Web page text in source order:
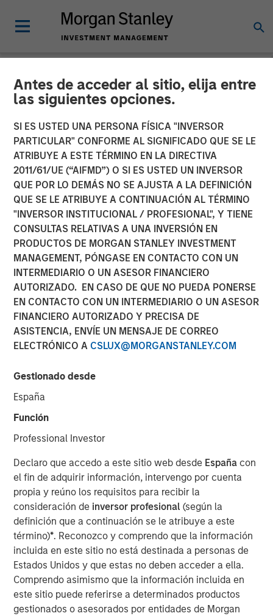
Antes de acceder al sitio, elija entre
las siguientes opciones.
SI ES USTED UNA PERSONA FÍSICA "INVERSOR
PARTICULAR" CONFORME AL SIGNIFICADO QUE SE LE
ATRIBUYE A ESTE TÉRMINO EN LA DIRECTIVA
2011/61/UE (“AIFMD”) O SI ES USTED UN INVERSOR
QUE POR LO DEMÁS NO SE AJUSTA A LA DEFINICIÓN
QUE SE LE ATRIBUYE A CONTINUACIÓN AL TÉRMINO
"INVERSOR INSTITUCIONAL / PROFESIONAL", Y TIENE
CONSULTAS RELATIVAS A UNA INVERSIÓN EN
PRODUCTOS DE MORGAN STANLEY INVESTMENT
MANAGEMENT, PÓNGASE EN CONTACTO CON UN
INTERMEDIARIO O UN ASESOR FINANCIERO
AUTORIZADO. EN CASO DE QUE NO PUEDA PONERSE
EN CONTACTO CON UN INTERMEDIARIO O UN ASESOR
FINANCIERO AUTORIZADO Y PRECISA DE
ASISTENCIA, ENVÍE UN MENSAJE DE CORREO
ELECTRÓNICO A CSLUX@MORGANSTANLEY.COM
Gestionado desde
España
Función
Professional Investor
Declaro que accedo a este sitio web desde España con
el fin de adquirir información, intervengo por cuenta
propia y reúno los requisitos para recibir la
consideración de inversor profesional(según la
definición que a continuación se le atribuye a este
término)*. Reconozco y comprendo que la información
incluida en este sitio no está destinada a personas de
Estados Unidos y que estas no deben acceder a ella.
Comprendo asimismo que la información incluida en
este sitio puede referirse a determinados productos
gestionados o asesorados por entidades de Morgan
NEWSROOM
Morgan Stanley Real Estate
Investing and GSA
Accelerate U.S. Student
Housing Expansion with
Acquisition of a $1 Billion
Portfolio
12 NOVIEMBRE 2025
MSREI and GSA partnership secures one of the
largest student housing transactions globally
year, aligning with the partnership’s growth
of 6,200 beds across eight assets near top-ranking
universities.
Strengthens the partnership’s market position in
the United States, now with a portfolio of 50
properties across 23 states and nearly 24,000
beds.
Yugo appointed as manager – adding value through
operational scale, expertise and unparalleled
student experiences.